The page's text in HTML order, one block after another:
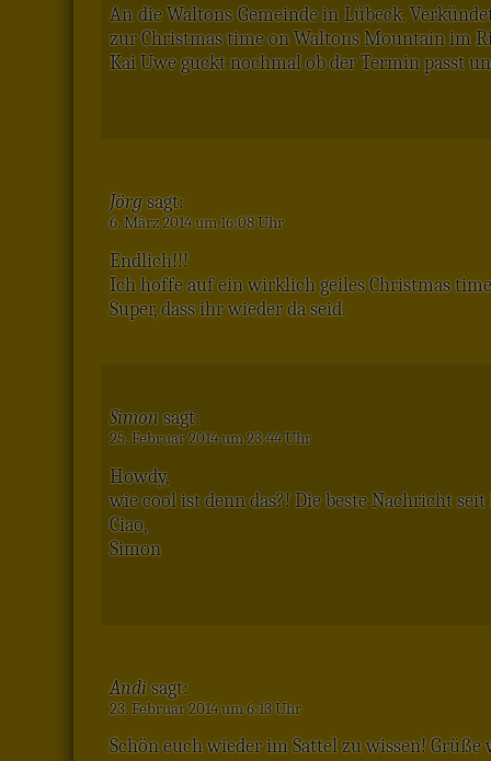
An die Waltons Gemeinde in Lübeck.
zur Christmas time on Waltons Mountain im
Kai Uwe guckt nochmal ob der Termin passt
Jörgsagt:
6. März 2014 um 16:08 Uhr
Endlich!!!
Ich hoffe auf ein wirklich geiles Christmas
Super, dass ihr wieder da seid.
Simon sagt:
25. Februar 2014 um 23:44 Uhr
Howdy,
wie cool ist denn das?! Die beste Nachricht
Ciao,
Simon
Andisagt:
23. Februar 2014 um 6:13 Uhr
Schön euch wieder im Sattel zu wissen! Grüße